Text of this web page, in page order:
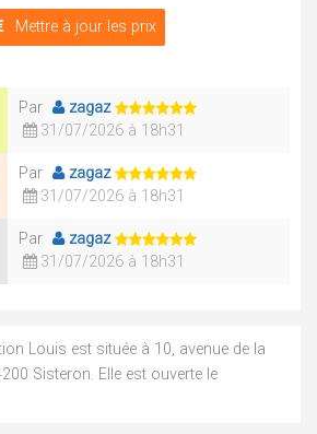
Mettre à jour les prix
Par
zagaz
31/07/2026 à 18h31
Par
zagaz
31/07/2026 à 18h31
Par
zagaz
31/07/2026 à 18h31
Louis est située à 10, avenue de la
Sisteron. Elle est ouverte le